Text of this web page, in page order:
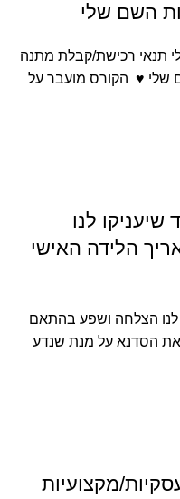
השם שלי
תנאי רכישת/קבלת מתנה
שלי ♥ הקורס מועבר על
לנו
הלידה האישי
הצלחה ושפע בהתאם
את הסדנא על מנת שנדע
מקצועיות